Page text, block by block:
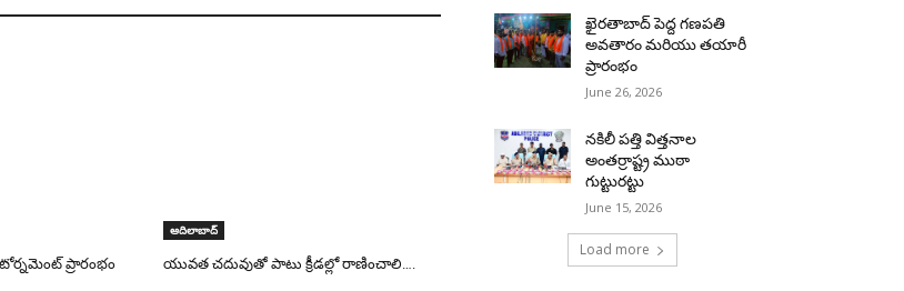
ప్రారంభం
ఆదిలాబాద్
యువత చదువుతో పాటు క్రీడల్లో రాణించాలి….
ఖైరతాబాద్ పెద్ద గణపతి
అవతారం మరియు తయారీ
ప్రారంభం
June 26, 2026
నకిలీ పత్తి విత్తనాల
అంతర్రాష్ట్ర ముఠా
గుట్టురట్టు
June 15, 2026
Load more